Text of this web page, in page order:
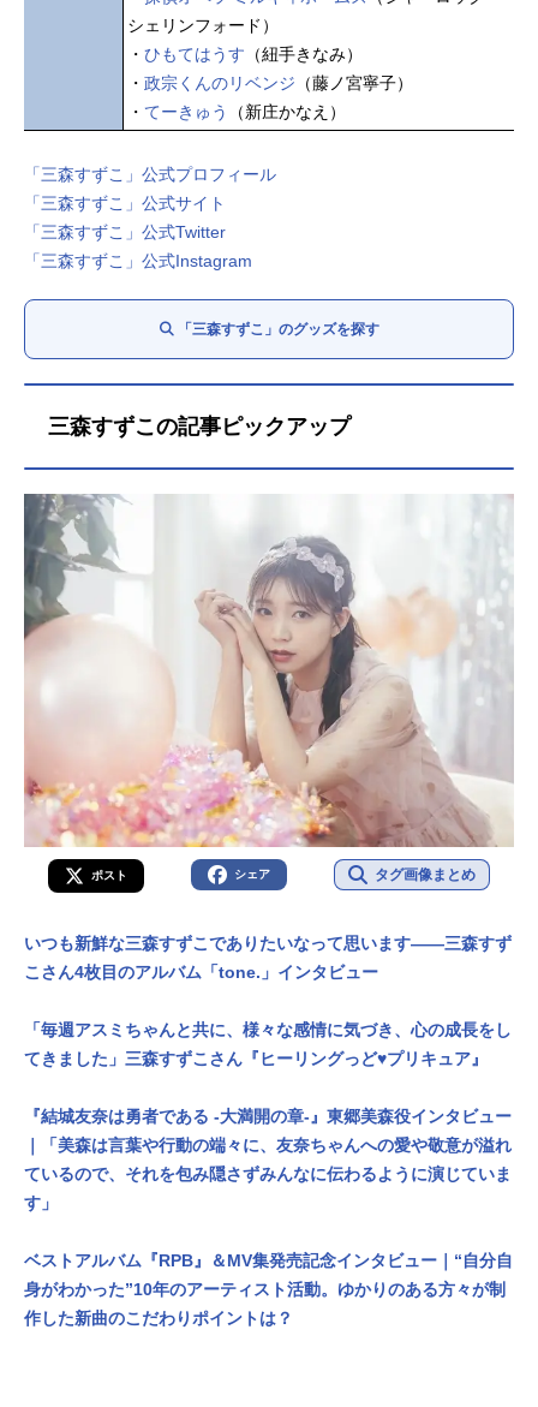
シェリンフォード）
・ ひもてはうす （紐手きなみ）
・ 政宗くんのリベンジ （藤ノ宮寧子）
・ てーきゅう （新庄かなえ）
「三森すずこ」公式プロフィール
「三森すずこ」公式サイト
「三森すずこ」公式Twitter
「三森すずこ」公式Instagram
「三森すずこ」のグッズを探す
三森すずこの記事ピックアップ
ポスト シェア タグ画像まとめ
いつも新鮮な三森すずこでありたいなって思います――三森すず
こさん4枚目のアルバム「tone.」インタビュー
「毎週アスミちゃんと共に、様々な感情に気づき、心の成長をし
てきました」三森すずこさん『ヒーリングっど♥プリキュア』
『結城友奈は勇者である -大満開の章-』東郷美森役インタビュー
｜「美森は言葉や行動の端々に、友奈ちゃんへの愛や敬意が溢れ
ているので、それを包み隠さずみんなに伝わるように演じていま
す」
ベストアルバム『RPB』＆MV集発売記念インタビュー｜“自分自
身がわかった”10年のアーティスト活動。ゆかりのある方々が制
作した新曲のこだわりポイントは？